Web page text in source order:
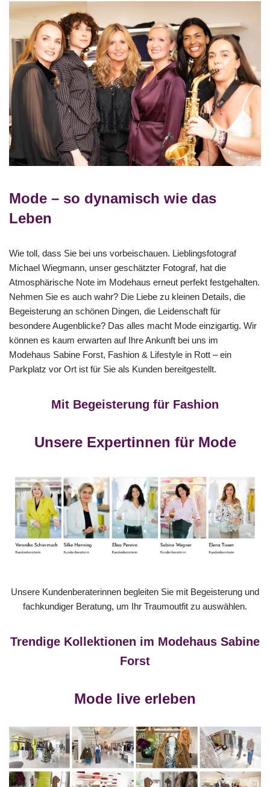
Mode – so dynamisch wie das
Leben
Wie toll, dass Sie bei uns vorbeischauen. Lieblingsfotograf
Michael Wiegmann, unser geschätzter Fotograf, hat die
Atmosphärische Note im Modehaus erneut perfekt festgehalten.
Nehmen Sie es auch wahr? Die Liebe zu kleinen Details, die
Begeisterung an schönen Dingen, die Leidenschaft für
besondere Augenblicke? Das alles macht Mode einzigartig. Wir
können es kaum erwarten auf Ihre Ankunft bei uns im
Modehaus Sabine Forst, Fashion & Lifestyle in Rott – ein
Parkplatz vor Ort ist für Sie als Kunden bereitgestellt.
Mit Begeisterung für Fashion
Unsere Expertinnen für Mode
Unsere Kundenberaterinnen begleiten Sie mit Begeisterung und
fachkundiger Beratung, um Ihr Traumoutfit zu auswählen.
Trendige Kollektionen im Modehaus Sabine
Forst
Mode live erleben